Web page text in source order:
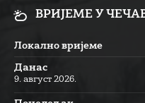
ВРИЈЕМЕ У
Локално вријеме
Данас
9. август 2026.